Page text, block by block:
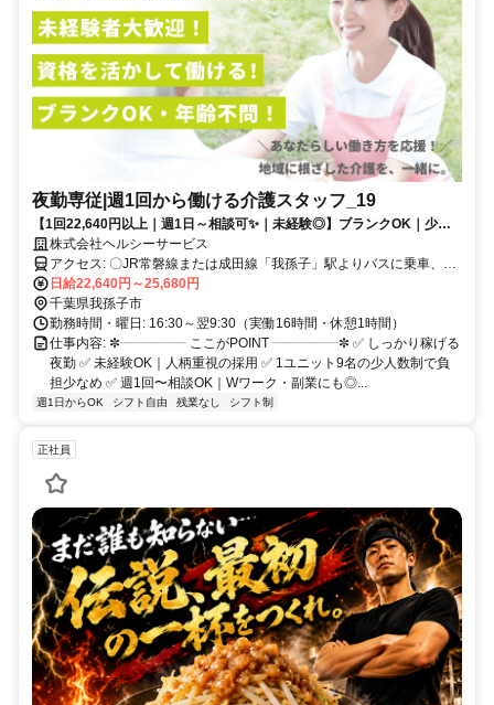
夜勤専従|週1回から働ける介護スタッフ_19
【1回22,640円以上｜週1日～相談可✨｜未経験◎】ブランクOK｜少人
数制で一人一人と向き合える介護スタッフ募集✨
株式会社ヘルシーサービス
アクセス: 〇JR常磐線または成田線「我孫子」駅よりバスに乗車、
「布施通り」バス停下車、徒歩5分 〇車通勤可・バイク通勤可(駐車場
完備) ※営業所によって異なります。気になる際は遠慮なくご連絡く
ださい。
日給22,640円～25,680円
千葉県我孫子市
勤務時間・曜日: 16:30～翌9:30（実働16時間・休憩1時間）
仕事内容: ✼┈┈┈┈┈ ここがPOINT ┈┈┈┈┈✼ ✅ しっかり稼げる
夜勤 ✅ 未経験OK｜人柄重視の採用 ✅ 1ユニット9名の少人数制で負
担少なめ ✅ 週1回〜相談OK｜Wワーク・副業にも◎...
週1日からOK シフト自由 残業なし シフト制
正社員